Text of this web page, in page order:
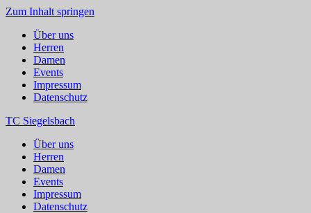
Zum Inhalt springen
Über uns
Herren
Damen
Events
Impressum
Datenschutz
TC Siegelsbach
Über uns
Herren
Damen
Events
Impressum
Datenschutz